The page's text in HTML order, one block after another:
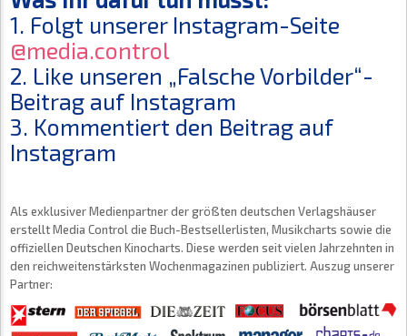
1. Folgt unserer Instagram-Seite
@media.control
2. Like unseren „Falsche Vorbilder“-
Beitrag auf Instagram
3. Kommentiert den Beitrag auf
Instagram
Als exklusiver Medienpartner der größten deutschen Verlagshäuser
erstellt Media Control die Buch-Bestsellerlisten, Musikcharts sowie die
offiziellen Deutschen Kinocharts. Diese werden seit vielen Jahrzehnten in
den reichweitenstärksten Wochenmagazinen publiziert. Auszug unserer
Partner: